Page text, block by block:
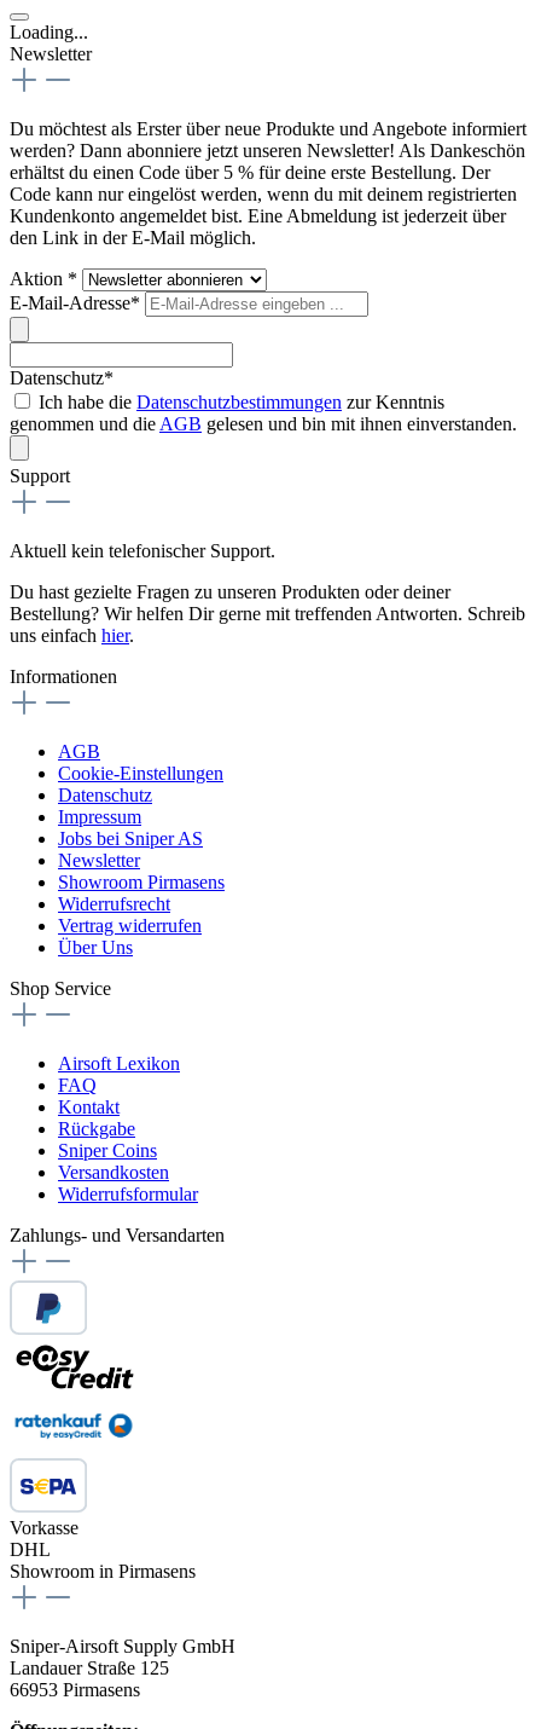
Loading...
Newsletter
Du möchtest als Erster über neue Produkte und Angebote informiert
werden? Dann abonniere jetzt unseren Newsletter! Als Dankeschön
erhältst du einen Code über 5 % für deine erste Bestellung. Der
Code kann nur eingelöst werden, wenn du mit deinem registrierten
Kundenkonto angemeldet bist. Eine Abmeldung ist jederzeit über
den Link in der E-Mail möglich.
Aktion *
E-Mail-Adresse*
Datenschutz*
Ich habe die Datenschutzbestimmungen zur Kenntnis
genommen und die AGB gelesen und bin mit ihnen einverstanden.
Support
Aktuell kein telefonischer Support.
Du hast gezielte Fragen zu unseren Produkten oder deiner
Bestellung? Wir helfen Dir gerne mit treffenden Antworten. Schreib
uns einfach hier.
Informationen
AGB
Cookie-Einstellungen
Datenschutz
Impressum
Jobs bei Sniper AS
Newsletter
Showroom Pirmasens
Widerrufsrecht
Vertrag widerrufen
Über Uns
Shop Service
Airsoft Lexikon
FAQ
Kontakt
Rückgabe
Sniper Coins
Versandkosten
Widerrufsformular
Zahlungs- und Versandarten
Vorkasse
DHL
Showroom in Pirmasens
Sniper-Airsoft Supply GmbH
Landauer Straße 125
66953 Pirmasens